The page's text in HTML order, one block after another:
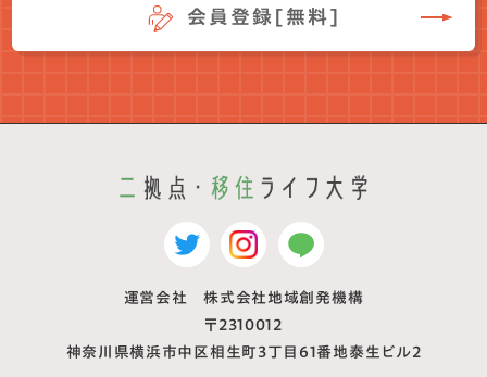
会員登録[無料]
運営会社 株式会社地域創発機構
〒2310012
神奈川県横浜市中区相生町3丁目61番地泰生ビル2